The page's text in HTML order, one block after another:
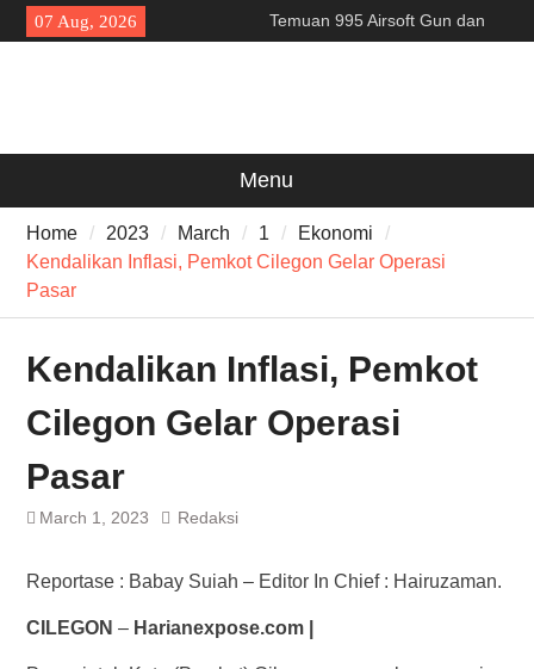
Skip
to
07 Aug, 2026
Temuan 995 Airsoft Gun dan
Narkoba di Sekolah Kebayoran
Masyarakat”
Menu
Home 2023 March 1
Ekonomi
Kendalikan Inflasi, Pemkot Cilegon Gelar Operasi
Pasar
Kendalikan Inflasi, Pemkot
Cilegon Gelar Operasi
Pasar
March 1, 2023 Redaksi
Reportase : Babay Suiah – Editor In Chief : Hairuzaman.
CILEGON – Harianexpose.com |